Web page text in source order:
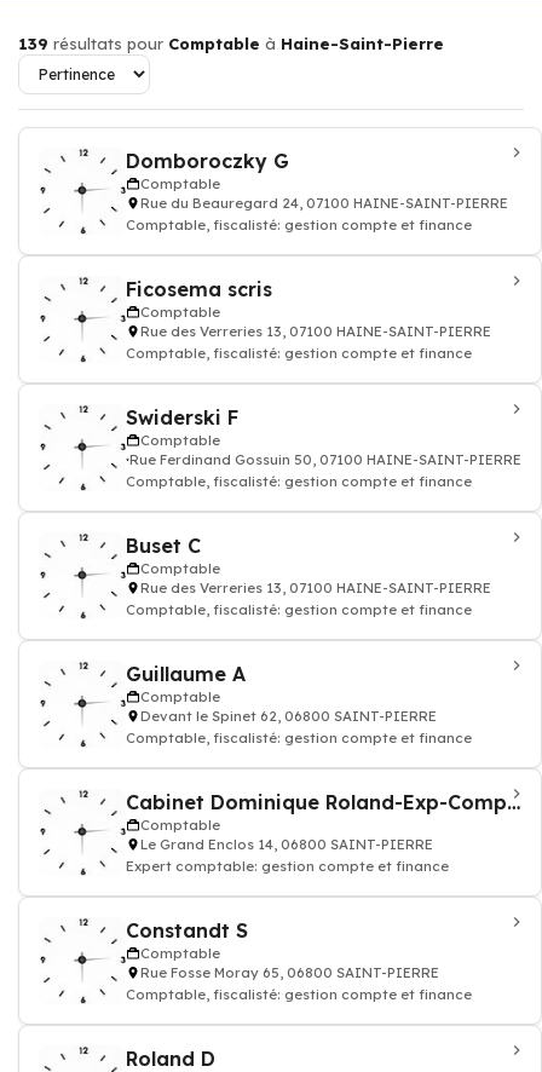
139 résultats pour Comptable à Haine-Saint-Pierre
Domboroczky G
Comptable
Rue du Beauregard 24, 07100 HAINE-SAINT-PIERRE
Comptable, fiscalisté: gestion compte et finance
Ficosema scris
Comptable
Rue des Verreries 13, 07100 HAINE-SAINT-PIERRE
Comptable, fiscalisté: gestion compte et finance
Swiderski F
Comptable
Rue Ferdinand Gossuin 50, 07100 HAINE-SAINT-PIERRE
Comptable, fiscalisté: gestion compte et finance
Buset C
Comptable
Rue des Verreries 13, 07100 HAINE-SAINT-PIERRE
Comptable, fiscalisté: gestion compte et finance
Guillaume A
Comptable
Devant le Spinet 62, 06800 SAINT-PIERRE
Comptable, fiscalisté: gestion compte et finance
Cabinet Dominique Roland-Exp-Compt SPRL
Comptable
Le Grand Enclos 14, 06800 SAINT-PIERRE
Expert comptable: gestion compte et finance
Constandt S
Comptable
Rue Fosse Moray 65, 06800 SAINT-PIERRE
Comptable, fiscalisté: gestion compte et finance
Roland D